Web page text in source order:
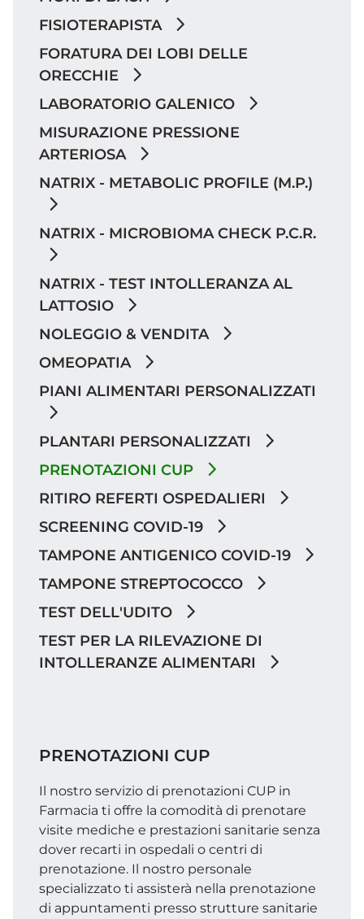
FISIOTERAPISTA
FORATURA DEI LOBI DELLE
ORECCHIE
LABORATORIO GALENICO
MISURAZIONE PRESSIONE
ARTERIOSA
NATRIX - METABOLIC PROFILE (M.P.)
NATRIX - MICROBIOMA CHECK P.C.R.
NATRIX - TEST INTOLLERANZA AL
LATTOSIO
NOLEGGIO & VENDITA
OMEOPATIA
PIANI ALIMENTARI PERSONALIZZATI
PLANTARI PERSONALIZZATI
PRENOTAZIONI CUP
RITIRO REFERTI OSPEDALIERI
SCREENING COVID-19
TAMPONE ANTIGENICO COVID-19
TAMPONE STREPTOCOCCO
TEST DELL'UDITO
TEST PER LA RILEVAZIONE DI
INTOLLERANZE ALIMENTARI
PRENOTAZIONI CUP
Il nostro servizio di prenotazioni CUP in
Farmacia ti offre la comodità di prenotare
visite mediche e prestazioni sanitarie senza
dover recarti in ospedali o centri di
prenotazione. Il nostro personale
specializzato ti assisterà nella prenotazione
di appuntamenti presso strutture sanitarie